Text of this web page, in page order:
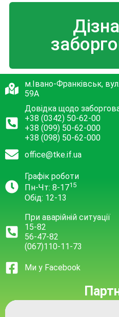
м.Івано-Франківськ,
59А
Довідка щодо
+38 (0342) 50-62-00
+38 (099) 50-62-000
+38 (098) 50-62-000
office@tke.if.ua
Графік роботи
Пн-Чт: 8-1715
Обід: 12-13
При аварійній ситуації
15-82
56-47-82
(067)110-11-73
Ми у Facebook